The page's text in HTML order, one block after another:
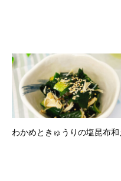
わかめときゅうりの塩昆布和